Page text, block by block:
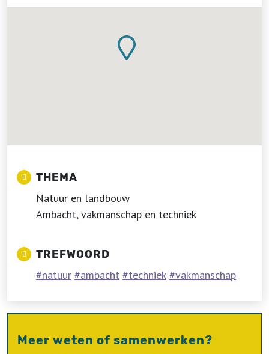
THEMA
Natuur en landbouw
Ambacht, vakmanschap en techniek
TREFWOORD
natuur ambacht techniek vakmanschap
Meer weten of samenwerken?